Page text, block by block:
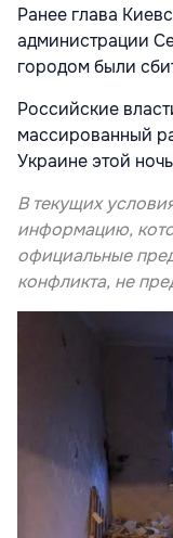
Ранее глава
администрации
городом были
Российские
массированный
Украине этой
В текущих
информацию,
официальные
конфликта, не